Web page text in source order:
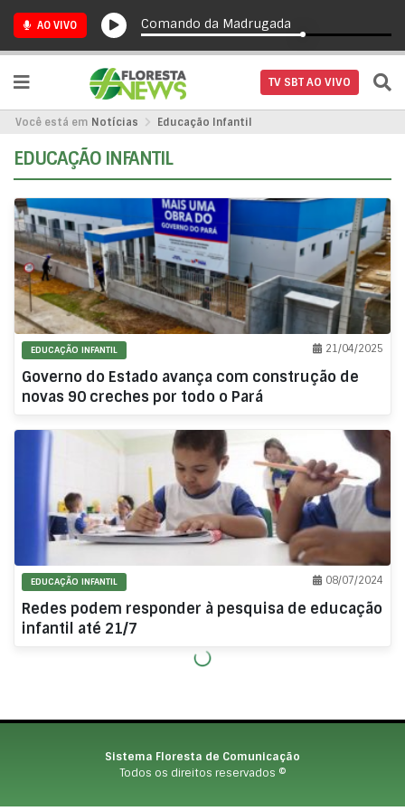
AO VIVO Comando da Madrugada
TV SBT AO VIVO
Você está em Notícias Educação Infantil
EDUCAÇÃO INFANTIL
21/04/2025
EDUCAÇÃO INFANTIL
Governo do Estado avança com construção de
novas 90 creches por todo o Pará
08/07/2024
EDUCAÇÃO INFANTIL
Redes podem responder à pesquisa de educação
infantil até 21/7
Sistema Floresta de Comunicação
Todos os direitos reservados ©